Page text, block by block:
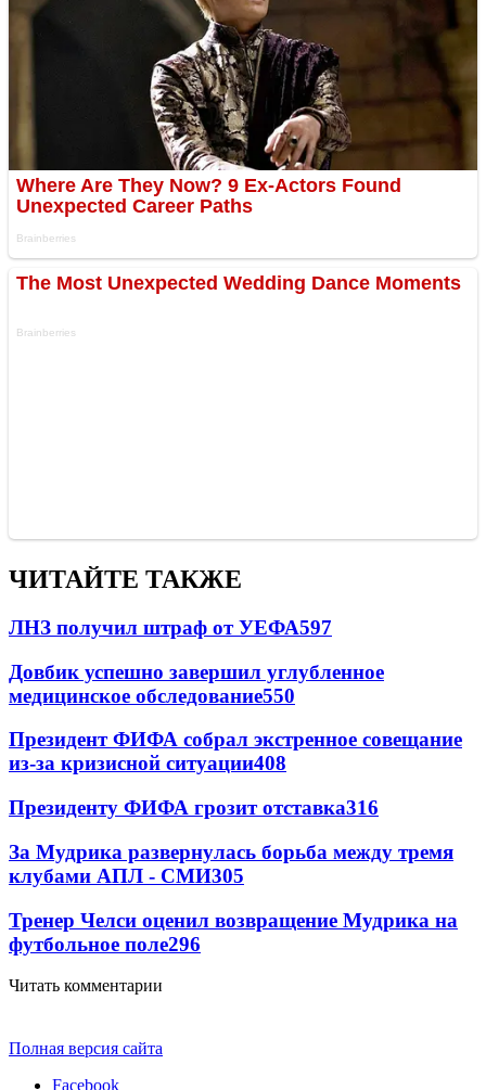
ЧИТАЙТЕ ТАКЖЕ
ЛНЗ получил штраф от УЕФА597
Довбик успешно завершил углубленное
медицинское обследование550
Президент ФИФА собрал экстренное совещание
из-за кризисной ситуации408
Президенту ФИФА грозит отставка316
За Мудрика развернулась борьба между тремя
клубами АПЛ - СМИ305
Тренер Челси оценил возвращение Мудрика на
футбольное поле296
Читать комментарии
Полная версия сайта
Facebook